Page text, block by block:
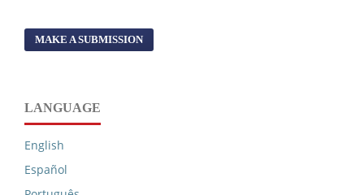
MAKE A SUBMISSION
LANGUAGE
English
Español